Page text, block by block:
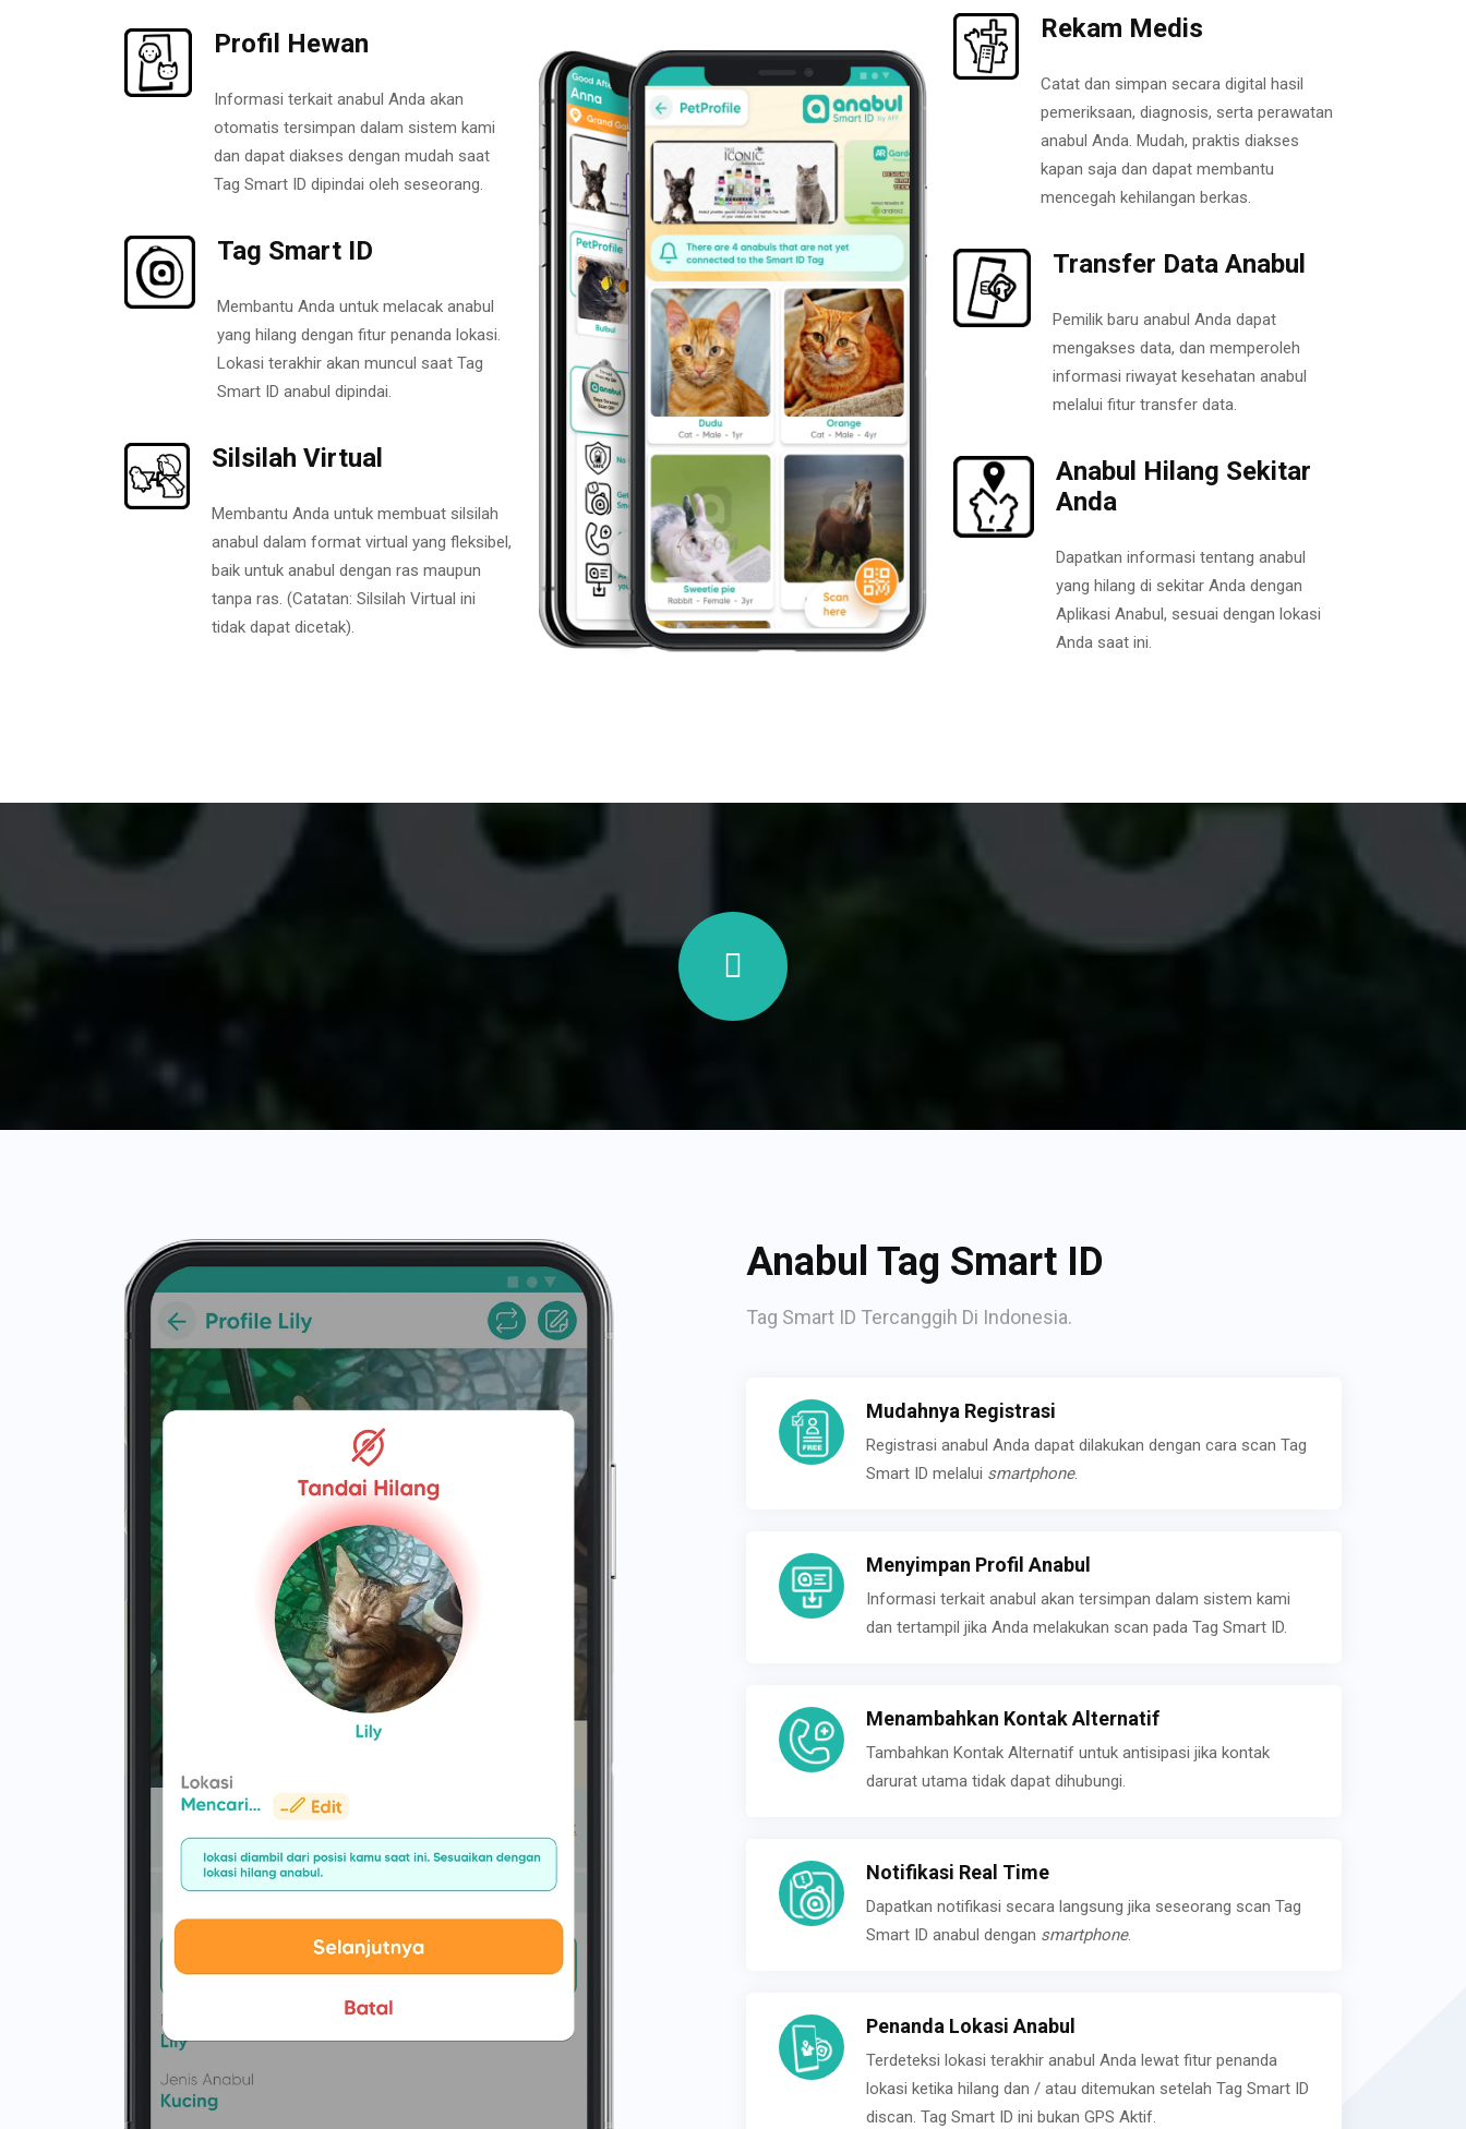
Profil Hewan
Informasi terkait anabul Anda akan
otomatis tersimpan dalam sistem kami
dan dapat diakses dengan mudah saat
Tag Smart ID dipindai oleh seseorang.
Tag Smart ID
Membantu Anda untuk melacak anabul
yang hilang dengan fitur penanda lokasi.
Lokasi terakhir akan muncul saat Tag
Smart ID anabul dipindai.
Silsilah Virtual
Membantu Anda untuk membuat silsilah
anabul dalam format virtual yang fleksibel,
baik untuk anabul dengan ras maupun
tanpa ras. (Catatan: Silsilah Virtual ini
tidak dapat dicetak).
Rekam Medis
Catat dan simpan secara digital hasil
pemeriksaan, diagnosis, serta perawatan
anabul Anda. Mudah, praktis diakses
kapan saja dan dapat membantu
mencegah kehilangan berkas.
Transfer Data Anabul
Pemilik baru anabul Anda dapat
mengakses data, dan memperoleh
informasi riwayat kesehatan anabul
melalui fitur transfer data.
Anabul Hilang Sekitar
Anda
Dapatkan informasi tentang anabul
yang hilang di sekitar Anda dengan
Aplikasi Anabul, sesuai dengan lokasi
Anda saat ini.
Anabul Tag Smart ID
Tag Smart ID Tercanggih Di Indonesia.
Mudahnya Registrasi
Registrasi anabul Anda dapat dilakukan dengan cara scan Tag
Smart ID melalui smartphone.
Menyimpan Profil Anabul
Informasi terkait anabul akan tersimpan dalam sistem kami
dan tertampil jika Anda melakukan scan pada Tag Smart ID.
Menambahkan Kontak Alternatif
Tambahkan Kontak Alternatif untuk antisipasi jika kontak
darurat utama tidak dapat dihubungi.
Notifikasi Real Time
Dapatkan notifikasi secara langsung jika seseorang scan Tag
Smart ID anabul dengan smartphone.
Penanda Lokasi Anabul
Terdeteksi lokasi terakhir anabul Anda lewat fitur penanda
lokasi ketika hilang dan / atau ditemukan setelah Tag Smart ID
discan. Tag Smart ID ini bukan GPS Aktif.